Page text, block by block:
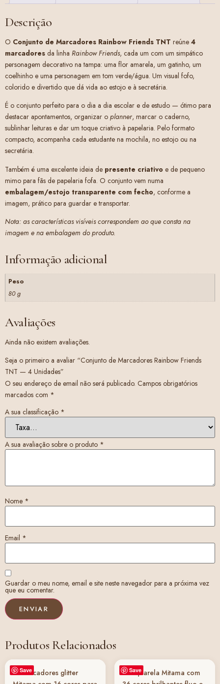
Descrição
O Conjunto de Marcadores Rainbow Friends TNT reúne 4
marcadores da linha Rainbow Friends, cada um com um simpático
personagem decorativo na tampa: uma flor amarela, um gatinho, um
coelhinho e uma personagem em tom verde/água. Um visual fofo,
colorido e divertido que dá vida ao estojo e à secretária.
É o conjunto perfeito para o dia a dia escolar e de estudo — ótimo para
destacar apontamentos, organizar o planner, marcar o caderno,
sublinhar leituras e dar um toque criativo à papelaria. Pelo formato
compacto, acompanha cada estudante na mochila, no estojo ou na
secretária.
Também é uma excelente ideia de presente criativo e de pequeno
mimo para fãs de papelaria fofa. O conjunto vem numa
embalagem/estojo transparente com fecho, conforme a
imagem, prático para guardar e transportar.
Nota: as características visíveis correspondem ao que consta na
imagem e na embalagem do produto.
Informação adicional
Peso
80 g
Avaliações
Ainda não existem avaliações.
Seja o primeiro a avaliar “Conjunto de Marcadores Rainbow Friends
TNT — 4 Unidades”
O seu endereço de email não será publicado. Campos obrigatórios
marcados com *
A sua classificação *
A sua avaliação sobre o produto *
Nome *
Email *
Guardar o meu nome, email e site neste navegador para a próxima vez
que eu comentar.
Produtos Relacionados
Save Save